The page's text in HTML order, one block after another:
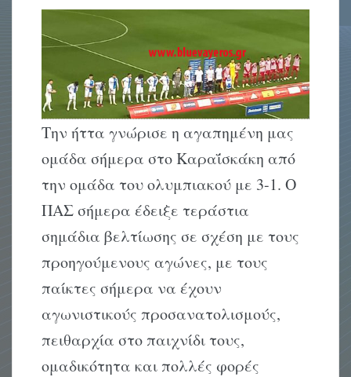
Την ήττα γνώρισε η αγαπημένη μας
ομάδα σήμερα στο Καραΐσκάκη από
την ομάδα του ολυμπιακού με 3-1. Ο
ΠΑΣ σήμερα έδειξε τεράστια
σημάδια βελτίωσης σε σχέση με τους
προηγούμενους αγώνες, με τους
παίκτες σήμερα να έχουν
αγωνιστικούς προσανατολισμούς,
πειθαρχία στο παιχνίδι τους,
ομαδικότητα και πολλές φορές